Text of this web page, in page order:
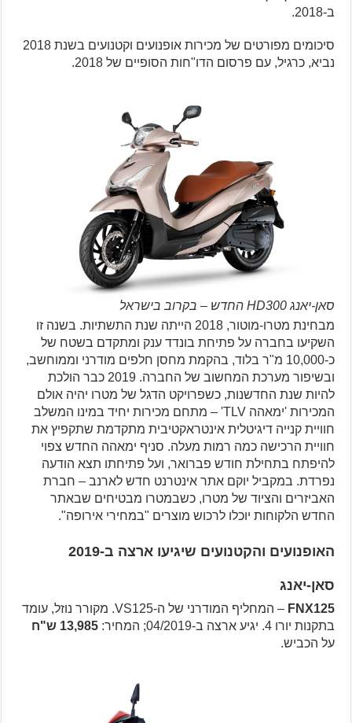
ב-2018.
סיכומים מפורטים של מכירות אופנועים וקטנועים בשנת 2018
נביא, כרגיל, עם פרסום הדו"חות הסופיים של 2018.
סאן-יאנג HD300 החדש – בקרוב בישראל
מבחינת מטרו-מוטור, 2018 הייתה שנת התשתיות. בשנה זו
השקיעו בחברה על פתיחת בונדד ענק ומתקדם בשטח של
כ-10,000 מ"ר בלוד, בהקמת מחסן חלפים מודרני וממוחשב,
ובשיפור מערכת המחשוב של החברה. 2019 כבר הולכת
להיות שנת החדשנות, כשפרויקט הדגל של מטרו יהיה אולם
המכירות 'ימאהה TLV' – מתחם מכירות יחיד במינו המשלב
חוויית קנייה דיגיטלית אינטראקטיבית מתקדמת שתקפיץ את
חוויית הרכישה כמה רמות מעלה. סניף ימאהה החדש צפוי
להיפתח בתחילת חודש פברואר, ועל פתיחתו תצא הודעה
נפרדת. במקביל יוקם אתר אינטרנט חדש לארנב – חברת
האביזרים והציוד של מטרו, כשבמטרו מבטיחים שבאתר
החדש הלקוחות יוכלו לרכוש מוצרים "במחירי אירופה".
האופנועים והקטנועים שיגיעו ארצה ב-2019
סאן-יאנג
FNX125
– המחליף המודרני של ה-VS125. מקורר נוזל, עומד
בתקנות יורו 4. יגיע ארצה ב-04/2019; המחיר:
13,985 ש"ח
על הכביש.